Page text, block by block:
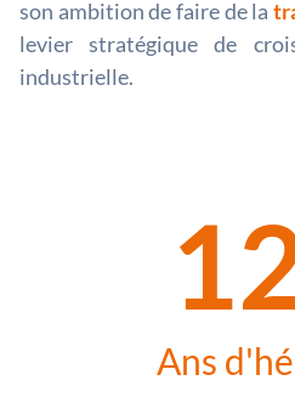
son ambition de faire de la
levier stratégique de
industrielle.
Ans